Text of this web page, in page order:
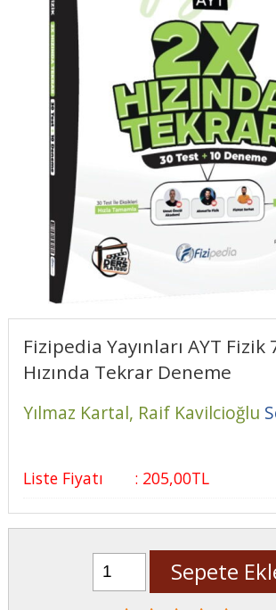
Fizipedia Yayınları AYT Fizik
Hızında Tekrar Deneme
Yılmaz Kartal, Raif Kavilcioğlu
Liste Fiyatı : 205,00TL
Sepete